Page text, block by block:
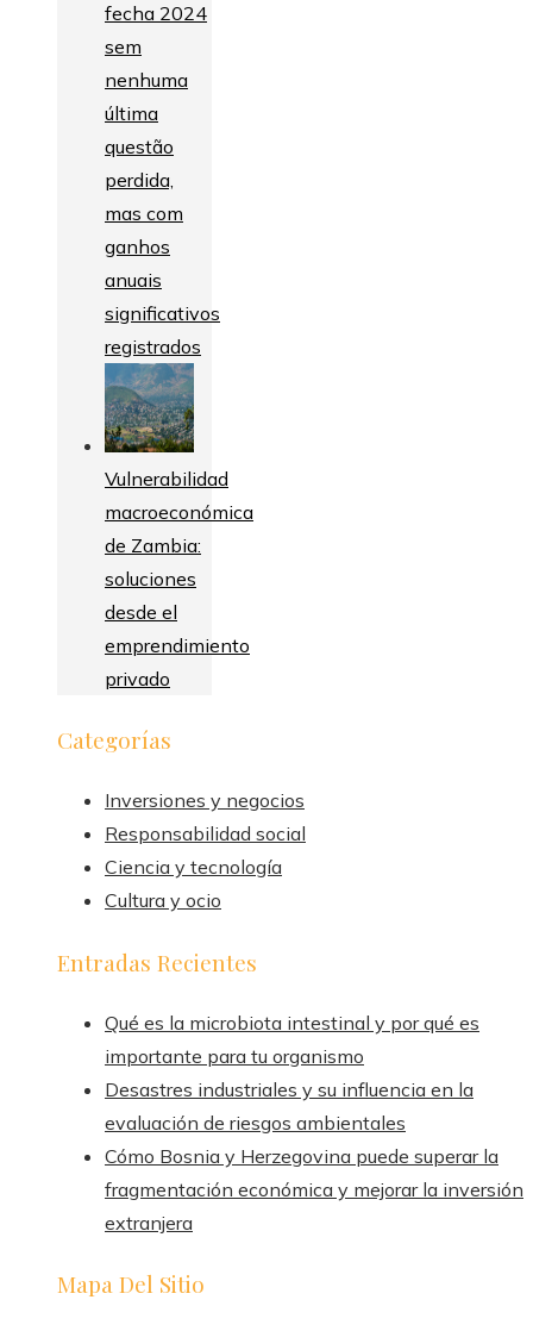
fecha 2024
sem
nenhuma
última
questão
perdida,
mas com
ganhos
anuais
significativos
registrados
Vulnerabilidad
macroeconómica
de Zambia:
soluciones
desde el
emprendimiento
privado
Categorías
Inversiones y negocios
Responsabilidad social
Ciencia y tecnología
Cultura y ocio
Entradas Recientes
Qué es la microbiota intestinal y por qué es
importante para tu organismo
Desastres industriales y su influencia en la
evaluación de riesgos ambientales
Cómo Bosnia y Herzegovina puede superar la
fragmentación económica y mejorar la inversión
extranjera
Mapa Del Sitio